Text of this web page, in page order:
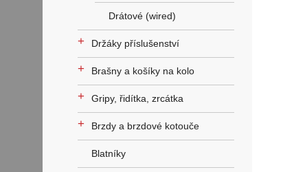
Drátové (wired)
+ Držáky příslušenství
+ Brašny a košíky na kolo
+ Gripy, řidítka, zrcátka
+ Brzdy a brzdové kotouče
Blatníky